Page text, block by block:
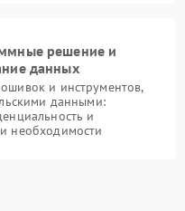
решение и
данных
и инструментов,
данными:
и
необходимости